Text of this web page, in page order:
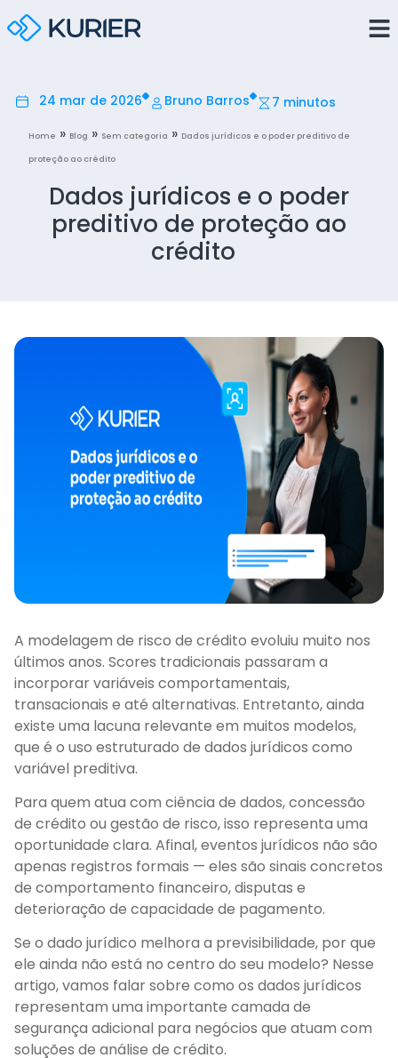
24 mar de 2026 Bruno Barros 7 minutos
Home » Blog » Sem categoria » Dados jurídicos e o poder preditivo de
proteção ao crédito
Dados jurídicos e o poder
preditivo de proteção ao
crédito
A modelagem de risco de crédito evoluiu muito nos
últimos anos. Scores tradicionais passaram a
incorporar variáveis comportamentais,
transacionais e até alternativas. Entretanto, ainda
existe uma lacuna relevante em muitos modelos,
que é o uso estruturado de dados jurídicos como
variável preditiva.
Para quem atua com ciência de dados, concessão
de crédito ou gestão de risco, isso representa uma
oportunidade clara. Afinal, eventos jurídicos não são
apenas registros formais — eles são sinais concretos
de comportamento financeiro, disputas e
deterioração de capacidade de pagamento.
Se o dado jurídico melhora a previsibilidade, por que
ele ainda não está no centro do seu modelo? Nesse
artigo, vamos falar sobre como os dados jurídicos
representam uma importante camada de
segurança adicional para negócios que atuam com
soluções de análise de crédito.